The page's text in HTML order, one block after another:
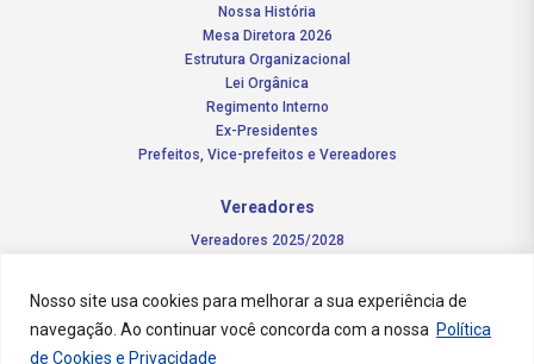
Nosso site usa cookies para melhorar a sua experiência de
navegação. Ao continuar você concorda com a nossa Política
de Cookies e Privacidade
Nossa História
Mesa Diretora 2026
Estrutura Organizacional
Lei Orgânica
Regimento Interno
Ex-Presidentes
Prefeitos, Vice-prefeitos e Vereadores
Vereadores
Vereadores 2025/2028
Notícias